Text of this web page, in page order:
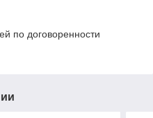
по договоренности